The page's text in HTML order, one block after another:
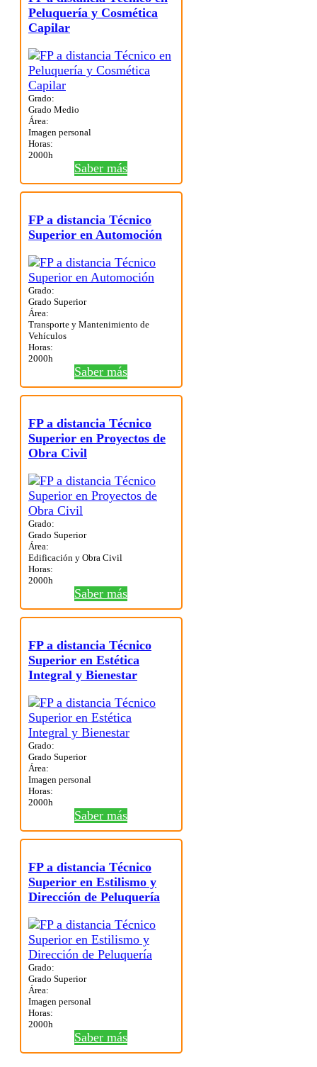
Peluquería y Cosmética
Capilar
Grado:
Grado Medio
Área:
Imagen personal
Horas:
2000h
Saber más
FP a distancia Técnico
Superior en Automoción
Grado:
Grado Superior
Área:
Transporte y Mantenimiento de
Vehículos
Horas:
2000h
Saber más
FP a distancia Técnico
Superior en Proyectos de
Obra Civil
Grado:
Grado Superior
Área:
Edificación y Obra Civil
Horas:
2000h
Saber más
FP a distancia Técnico
Superior en Estética
Integral y Bienestar
Grado:
Grado Superior
Área:
Imagen personal
Horas:
2000h
Saber más
FP a distancia Técnico
Superior en Estilismo y
Dirección de Peluquería
Grado:
Grado Superior
Área:
Imagen personal
Horas:
2000h
Saber más